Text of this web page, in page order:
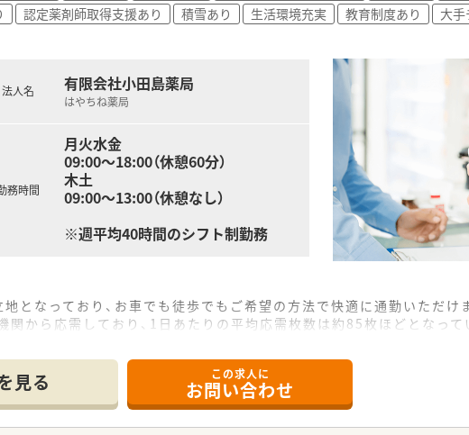
認定薬剤師取得支援あり 積雪あり 生活環境充実 教育制度あり
大
法人名 有限会社小田島薬局
はやちね薬局
務時間
月火水金
09:00～18:00（休憩60分）
木土
09:00～13:00（休憩なし）
※週平均40時間のシフト制勤務
なっており、お車でも徒歩でもご希望の方法で快適に通勤いただけ
から応需しており、1日あたりの平均応需枚数は約85枚ほどとなって
地域の健康を支え続けている非常に安定した地域密着型の企業です。
営基盤が強固であり、将来的にも安心して腰を据えて働けます。
風通しが良く何かあってもすぐに相談しやすい環境が魅力です。
見る この求人に
お問い合わせ